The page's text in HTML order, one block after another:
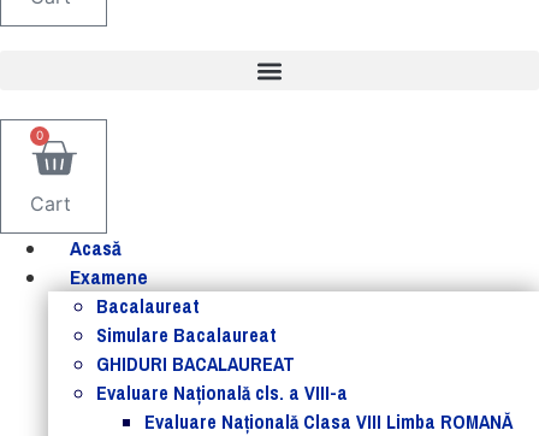
0
Cart
Acasă
Examene
Bacalaureat
Simulare Bacalaureat
GHIDURI BACALAUREAT
Evaluare Naţională cls. a VIII-a
Evaluare Naţională Clasa VIII Limba ROMANĂ